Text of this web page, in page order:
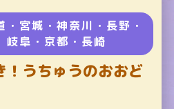
・宮城・神奈川・長野・
岐阜・京都・長崎
！うちゅうのおおど